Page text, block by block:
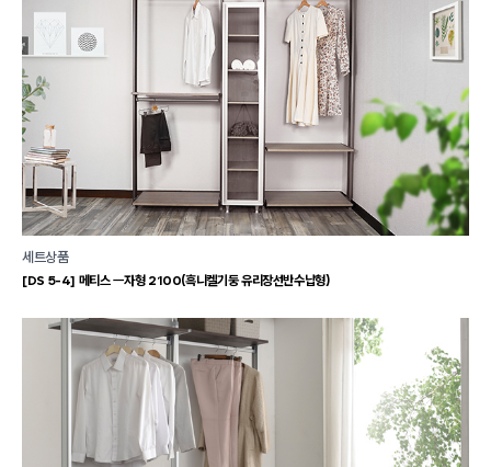
세트상품
[DS 5-4] 메티스 ㅡ자형 2100(흑니켈기둥 유리장선반수납형)